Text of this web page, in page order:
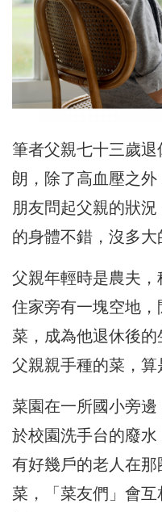
筆者父親七十三歲
朗，除了高血壓之
朋友問起父親的狀
的身體不錯，沒多大
父親年輕時是農夫
住家旁有一塊空地
菜，成為他退休後
父親親手種的菜，算
菜園在一所國小旁
於校園洗手台的廢水
有好幾戶的老人在
菜，「菜友們」會